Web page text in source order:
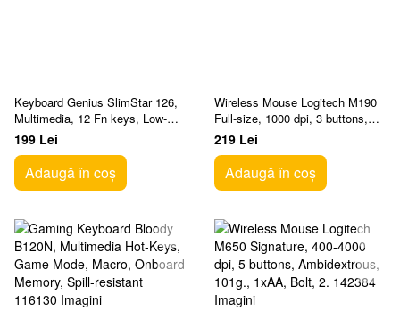
Keyboard Genius SlimStar 126,
Multimedia, 12 Fn keys, Low-
profile, Chocolate keycap,
Smart, Brushed
199 Lei
Adaugă în coș
Wireless Mouse Logitech M190
Full-size, 1000 dpi, 3 buttons,
Ambidextrous, 89,9g., 1xAA,
2,4Ghz, Gre
219 Lei
Adaugă în coș